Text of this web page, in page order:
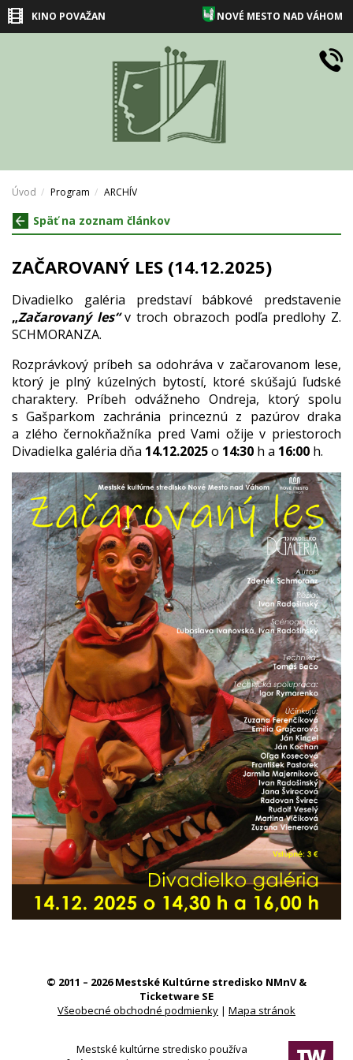
KINO POVAŽAN NOVÉ MESTO NAD VÁHOM
Úvod Program ARCHÍV
Späť na zoznam článkov
ZAČAROVANÝ LES (14.12.2025)
Divadielko galéria predstaví bábkové predstavenie
„Začarovaný les“ v troch obrazoch podľa predlohy Z.
SCHMORANZA.
Rozprávkový príbeh sa odohráva v začarovanom lese,
ktorý je plný kúzelných bytostí, ktoré skúšajú ľudské
charaktery. Príbeh odvážneho Ondreja, ktorý spolu
s Gašparkom zachránia princeznú z pazúrov draka
a zlého černokňažníka pred Vami ožije v priestoroch
Divadielka galéria dňa 14.12.2025o 14:30 h a 16:00 h.
© 2011 – 2026 Mestské Kultúrne stredisko NMnV &
Ticketware SE
Všeobecné obchodné podmienky | Mapa stránok
Mestské kultúrne stredisko používa